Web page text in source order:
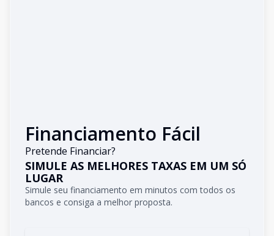
Financiamento Fácil
Pretende Financiar?
SIMULE AS MELHORES TAXAS EM UM SÓ
LUGAR
Simule seu financiamento em minutos com todos os
bancos e consiga a melhor proposta.